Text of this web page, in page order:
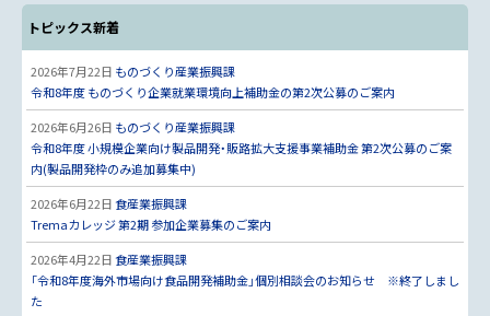
トピックス新着
2026年7月22日 ものづくり産業振興課
令和8年度 ものづくり企業就業環境向上補助金の第2次公募のご案内
2026年6月26日 ものづくり産業振興課
令和8年度 小規模企業向け製品開発・販路拡大支援事業補助金 第2次公募のご案
内(製品開発枠のみ追加募集中)
2026年6月22日食産業振興課
Tremaカレッジ 第2期 参加企業募集のご案内
2026年4月22日食産業振興課
「令和8年度海外市場向け食品開発補助金」個別相談会のお知らせ ※終了しまし
た